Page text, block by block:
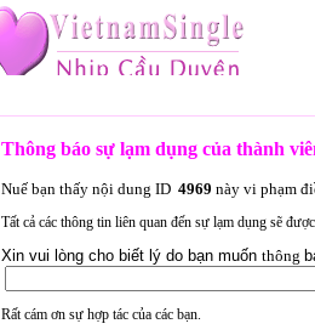
Thông báo sự lạm dụng của thành
Nuế bạn thấy nội dung ID 4969 này vi phạm
Tất cả các thông tin liên quan đến sự lạm dụng sẽ
Xin vui lòng cho biết lý do bạn muốn thông
Rất cám ơn sự hợp tác của các bạn.